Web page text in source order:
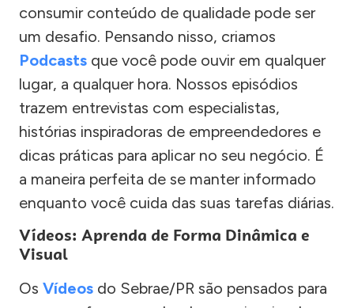
consumir conteúdo de qualidade pode ser
um desafio. Pensando nisso, criamos
Podcasts que você pode ouvir em qualquer
lugar, a qualquer hora. Nossos episódios
trazem entrevistas com especialistas,
histórias inspiradoras de empreendedores e
dicas práticas para aplicar no seu negócio. É
a maneira perfeita de se manter informado
enquanto você cuida das suas tarefas diárias.
Vídeos: Aprenda de Forma Dinâmica e
Visual
Os Vídeos do Sebrae/PR são pensados para